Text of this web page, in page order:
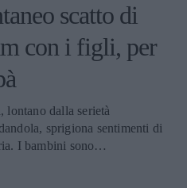
scatto di
con i figli, per
lontano dalla serietà
sprigiona sentimenti di
I bambini sono
che circonda la corte inglese.